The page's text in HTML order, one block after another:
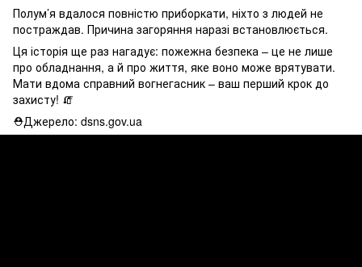
Полум’я вдалося повністю приборкати, ніхто з людей не
постраждав. Причина загоряння наразі встановлюється.
Ця історія ще раз нагадує: пожежна безпека – це не лише
про обладнання, а й про життя, яке воно може врятувати.
Мати вдома справний вогнегасник – ваш перший крок до
захисту! 🧯
⛑Джерело: dsns.gov.ua